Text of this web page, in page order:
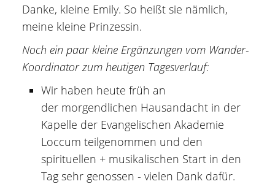
Danke, kleine Emily. So heißt sie nämlich,
meine kleine Prinzessin.
Noch ein paar kleine Ergänzungen vom Wander-
Koordinator zum heutigen Tagesverlauf:
Wir haben heute früh an
der morgendlichen Hausandacht in der
Kapelle der Evangelischen Akademie
Loccum teilgenommen und den
spirituellen + musikalischen Start in den
Tag sehr genossen - vielen Dank dafür.